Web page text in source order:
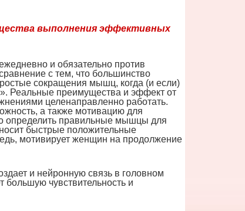
выполнения эффективных
и обязательно против
с тем, что большинство
сокращения мышц, когда (и если)
Реальные преимущества и эффект от
целенаправленно работать.
а также мотивацию для
определить правильные мышцы для
быстрые положительные
мотивирует женщин на продолжение
и нейронную связь в головном
большую чувствительность и